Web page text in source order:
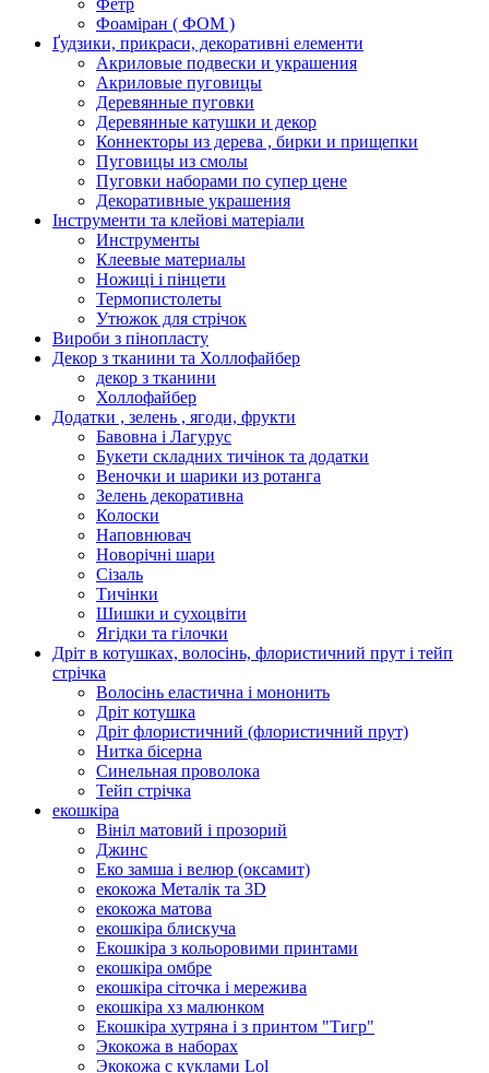
Фетр
Фоаміран ( ФОМ )
Ґудзики, прикраси, декоративні елементи
Акриловые подвески и украшения
Акриловые пуговицы
Деревянные пуговки
Деревянные катушки и декор
Коннекторы из дерева , бирки и прищепки
Пуговицы из смолы
Пуговки наборами по супер цене
Декоративные украшения
Інструменти та клейові матеріали
Инструменты
Клеевые материалы
Ножиці і пінцети
Термопистолеты
Утюжок для стрічок
Вироби з пінопласту
Декор з тканини та Холлофайбер
декор з тканини
Холлофайбер
Додатки , зелень , ягоди, фрукти
Бавовна і Лагурус
Букети складних тичінок та додатки
Веночки и шарики из ротанга
Зелень декоративна
Колоски
Наповнювач
Новорічні шари
Сізаль
Тичінки
Шишки и сухоцвіти
Ягідки та гілочки
Дріт в котушках, волосінь, флористичний прут і тейп
стрічка
Волосінь еластична і мононить
Дріт котушка
Дріт флористичний (флористичний прут)
Нитка бісерна
Синельная проволока
Тейп стрічка
екошкіра
Вініл матовий і прозорий
Джинс
Еко замша і велюр (оксамит)
екокожа Металік та 3D
екокожа матова
екошкіра блискуча
Екошкіра з кольоровими принтами
екошкіра омбре
екошкіра сіточка і мережива
екошкіра хз малюнком
Екошкіра хутряна і з принтом "Тигр"
Экокожа в наборах
Экокожа с куклами Lol